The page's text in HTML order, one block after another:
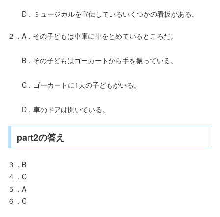
D．ミュージカルを宣伝しているいくつかの看板がある。
２．A．その子どもは車庫に車をとめているところだ。
B．その子どもはゴーカートから手を振っている。
C．ゴーカートに1人の子どもがいる。
D．車のドアは開いている。
part2の答え
３．B
４．C
５．A
６．C